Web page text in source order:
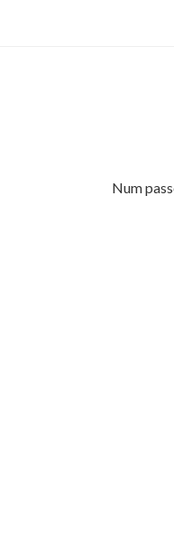
Num